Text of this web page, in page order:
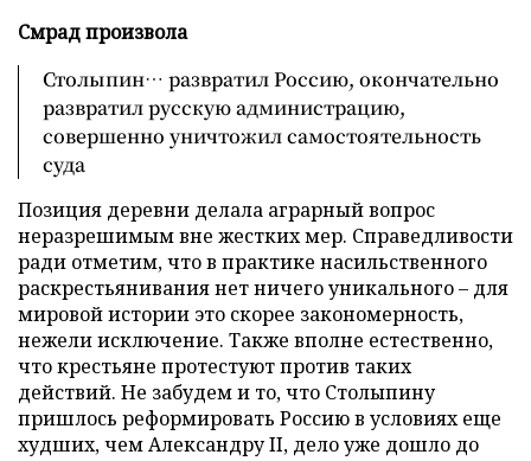
Смрад произвола
Столыпин… развратил Россию, окончательно
развратил русскую администрацию,
совершенно уничтожил самостоятельность
суда
Позиция деревни делала аграрный вопрос
неразрешимым вне жестких мер. Справедливости
ради отметим, что в практике насильственного
раскрестьянивания нет ничего уникального – для
мировой истории это скорее закономерность,
нежели исключение. Также вполне естественно,
что крестьяне протестуют против таких
действий. Не забудем и то, что Столыпину
пришлось реформировать Россию в условиях еще
худших, чем Александру II, дело уже дошло до